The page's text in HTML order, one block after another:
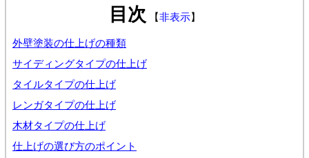
目次 【非表示】
外壁塗装の仕上げの種類
サイディングタイプの仕上げ
タイルタイプの仕上げ
レンガタイプの仕上げ
木材タイプの仕上げ
仕上げの選び方のポイント